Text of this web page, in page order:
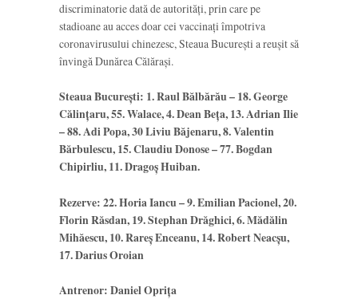
discriminatorie dată de autorități, prin care pe
stadioane au acces doar cei vaccinați împotriva
coronavirusului chinezesc, Steaua București a reușit să
învingă Dunărea Călărași.
Steaua București: 1. Raul Bălbărău – 18. George
Călinţaru, 55. Walace, 4. Dean Beţa, 13. Adrian Ilie
– 88. Adi Popa, 30 Liviu Băjenaru, 8. Valentin
Bărbulescu, 15. Claudiu Donose – 77. Bogdan
Chipirliu, 11. Dragoș Huiban.
Rezerve: 22. Horia Iancu – 9. Emilian Pacionel, 20.
Florin Răsdan, 19. Stephan Drăghici, 6. Mădălin
Mihăescu, 10. Rareș Enceanu, 14. Robert Neacșu,
17. Darius Oroian
Antrenor: Daniel Oprița